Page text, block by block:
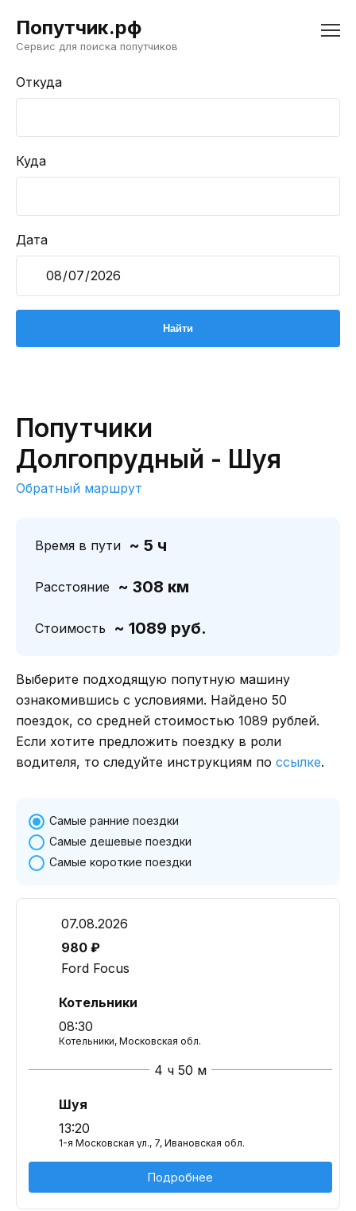
Попутчик.рф
Сервис для поиска попутчиков
Откуда
Куда
Дата
Попутчики
Долгопрудный - Шуя
Обратный маршрут
Время в пути ~ 5 ч
Расстояние ~ 308 км
Стоимость ~ 1089 руб.
Выберите подходящую попутную машину
ознакомившись с условиями. Найдено 50
поездок, со средней стоимостью 1089 рублей.
Если хотите предложить поездку в роли
водителя, то следуйте инструкциям по ссылке.
Самые ранние поездки
Самые дешевые поездки
Самые короткие поездки
07.08.2026
980 ₽
Ford Focus
Котельники
08:30
Котельники, Московская обл.
4 ч 50 м
Шуя
13:20
1-я Московская ул., 7, Ивановская обл.
Подробнее